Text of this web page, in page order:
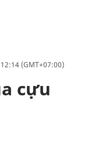
(GMT+07:00)
cựu